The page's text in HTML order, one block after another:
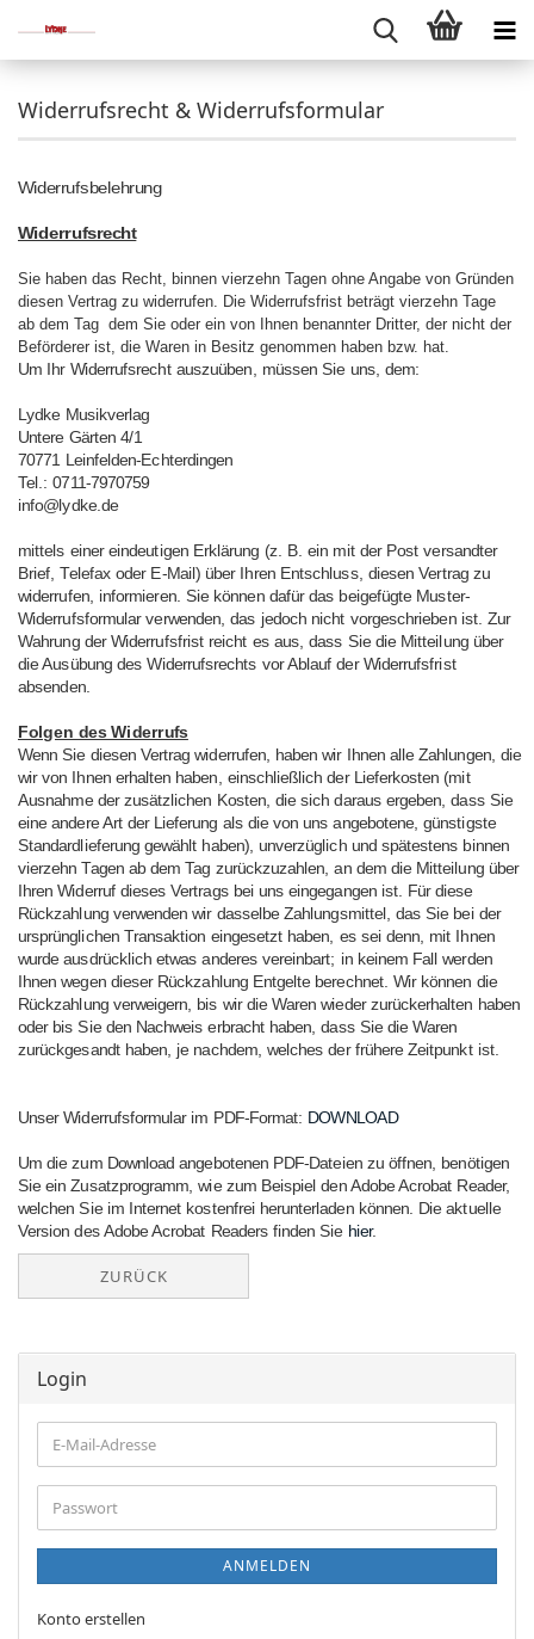
Widerrufsrecht & Widerrufsformular
Widerrufsbelehrung
Widerrufsrecht
Sie haben das Recht, binnen vierzehn Tagen ohne Angabe von Gründen
diesen Vertrag zu widerrufen. Die Widerrufsfrist beträgt vierzehn Tage
ab dem Tag dem Sie oder ein von Ihnen benannter Dritter, der nicht der
Beförderer ist, die Waren in Besitz genommen haben bzw. hat.
Um Ihr Widerrufsrecht auszuüben, müssen Sie uns, dem:
Lydke Musikverlag
Untere Gärten 4/1
70771 Leinfelden-Echterdingen
Tel.: 0711-7970759
info@lydke.de
mittels einer eindeutigen Erklärung (z. B. ein mit der Post versandter
Brief, Telefax oder E-Mail) über Ihren Entschluss, diesen Vertrag zu
widerrufen, informieren. Sie können dafür das beigefügte Muster-
Widerrufsformular verwenden, das jedoch nicht vorgeschrieben ist. Zur
Wahrung der Widerrufsfrist reicht es aus, dass Sie die Mitteilung über
die Ausübung des Widerrufsrechts vor Ablauf der Widerrufsfrist
absenden.
Folgen des Widerrufs
Wenn Sie diesen Vertrag widerrufen, haben wir Ihnen alle Zahlungen, die
wir von Ihnen erhalten haben, einschließlich der Lieferkosten (mit
Ausnahme der zusätzlichen Kosten, die sich daraus ergeben, dass Sie
eine andere Art der Lieferung als die von uns angebotene, günstigste
Standardlieferung gewählt haben), unverzüglich und spätestens binnen
vierzehn Tagen ab dem Tag zurückzuzahlen, an dem die Mitteilung über
Ihren Widerruf dieses Vertrags bei uns eingegangen ist. Für diese
Rückzahlung verwenden wir dasselbe Zahlungsmittel, das Sie bei der
ursprünglichen Transaktion eingesetzt haben, es sei denn, mit Ihnen
wurde ausdrücklich etwas anderes vereinbart; in keinem Fall werden
Ihnen wegen dieser Rückzahlung Entgelte berechnet. Wir können die
Rückzahlung verweigern, bis wir die Waren wieder zurückerhalten haben
oder bis Sie den Nachweis erbracht haben, dass Sie die Waren
zurückgesandt haben, je nachdem, welches der frühere Zeitpunkt ist.
Unser Widerrufsformular im PDF-Format: DOWNLOAD
Um die zum Download angebotenen PDF-Dateien zu öffnen, benötigen
Sie ein Zusatzprogramm, wie zum Beispiel den Adobe Acrobat Reader,
welchen Sie im Internet kostenfrei herunterladen können. Die aktuelle
Version des Adobe Acrobat Readers finden Sie hier.
ZURÜCK
Login
E-
Mail-
Adresse
Passwort
ANMELDEN
Konto erstellen